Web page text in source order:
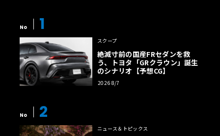
No 1
スクープ
絶滅寸前の国産FRセダンを救
う、トヨタ「GRクラウン」誕生
のシナリオ【予想CG】
2026 8/7
No 2
ニュース＆トピックス